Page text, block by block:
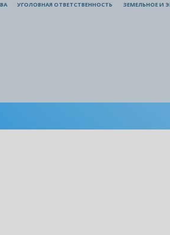
УГОЛОВНАЯ ОТВЕТСТВЕННОСТЬ ЗЕМЕЛЬНОЕ И